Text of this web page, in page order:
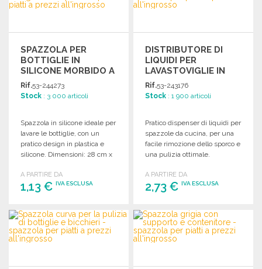
SPAZZOLA PER
BOTTIGLIE IN
SILICONE MORBIDO A
PREZZI
ALL'INGROSSO
Rif.53-244273
Stock : 3 000 articoli
Spazzola in silicone ideale per
lavare le bottiglie, con un
pratico design in plastica e
silicone. Dimensioni: 28 cm x
A PARTIRE DA
1,13 € IVA ESCLUSA
ORDINARE
Richiedi un preventivo
DISTRIBUTORE DI
LIQUIDI PER
LAVASTOVIGLIE IN
ACCIAIO INOX A
PREZZI
ALL'INGROSSO
Rif.53-243176
Stock : 1 900 articoli
Pratico dispenser di liquidi per
spazzole da cucina, per una
facile rimozione dello sporco e
una pulizia ottimale.
A PARTIRE DA
2,73 €IVA ESCLUSA
ORDINARE
Richiedi un preventivo